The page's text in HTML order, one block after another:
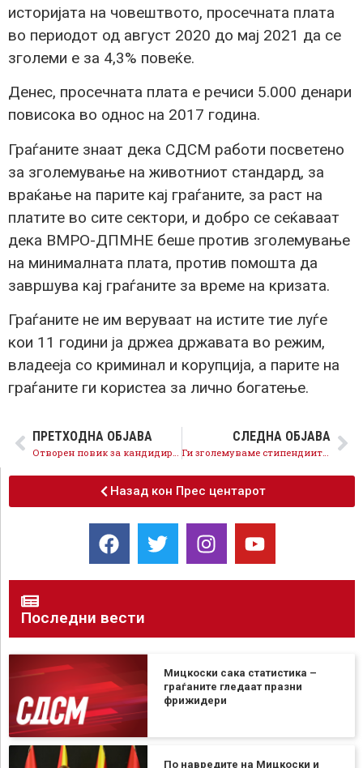
историјата на човештвото, просечната плата
во периодот од август 2020 до мај 2021 да се
зголеми е за 4,3% повеќе.
Денес, просечната плата е речиси 5.000 денари
повисока во однос на 2017 година.
Граѓаните знаат дека СДСМ работи посветено
за зголемување на животниот стандард, за
враќање на парите кај граѓаните, за раст на
платите во сите сектори, и добро се сеќаваат
дека ВМРО-ДПМНЕ беше против зголемување
на минималната плата, против помошта да
завршува кај граѓаните за време на кризата.
Граѓаните не им веруваат на истите тие луѓе
кои 11 години ја држеа државата во режим,
владееја со криминал и корупција, а парите на
граѓаните ги користеа за лично богатење.
ПРЕТХОДНА ОБЈАВА
Отворен повик за кандидирање на претседатели на општински форуми на пензионери на СДСМ
СЛЕДНА ОБЈАВА
Ги зголемуваме стипендиите и воведуваме нови, се грижиме за ученичкиот и студентскиот стандард
Назад кон Прес центарот
Последни вести
Мицкоски сака статистика –
граѓаните гледаат празни
фрижидери
По навредите на Мицкоски и